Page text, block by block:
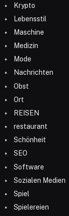
Krypto
Lebensstil
Maschine
Medizin
Mode
Nachrichten
Obst
Ort
REISEN
restaurant
Schönheit
SEO
Software
Sozialen Medien
Spiel
Spielereien